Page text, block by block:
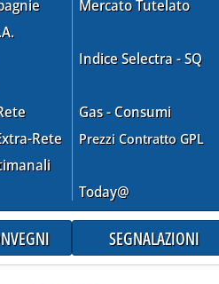
al “55%”'
Rete
Mercato Tutelato
Indice Selectra - SQ
Gas - Consumi
Prezzi Contratto GPL
Today@
SEGNALAZIONI